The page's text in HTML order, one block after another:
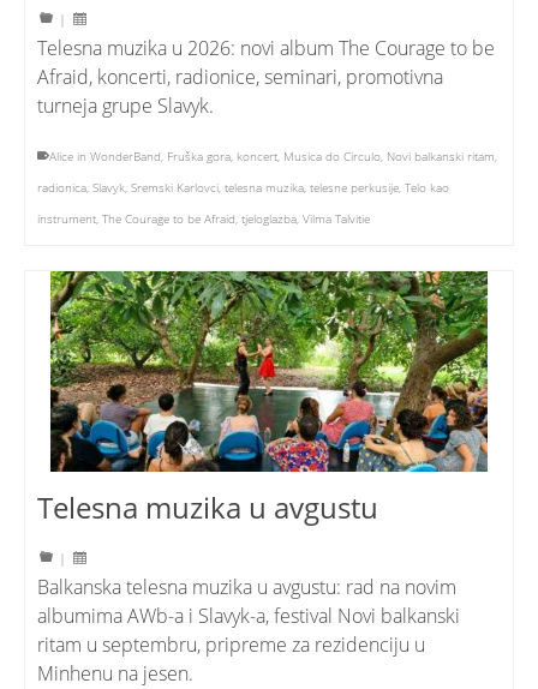
|
Telesna muzika u 2026: novi album The Courage to be
Afraid, koncerti, radionice, seminari, promotivna
turneja grupe Slavyk.
Alice in WonderBand, Fruška gora, koncert, Musica do Circulo, Novi balkanski ritam,
radionica, Slavyk, Sremski Karlovci, telesna muzika, telesne perkusije, Telo kao
instrument, The Courage to be Afraid, tjeloglazba, Vilma Talvitie
Telesna muzika u avgustu
|
Balkanska telesna muzika u avgustu: rad na novim
albumima AWb-a i Slavyk-a, festival Novi balkanski
ritam u septembru, pripreme za rezidenciju u
Minhenu na jesen.